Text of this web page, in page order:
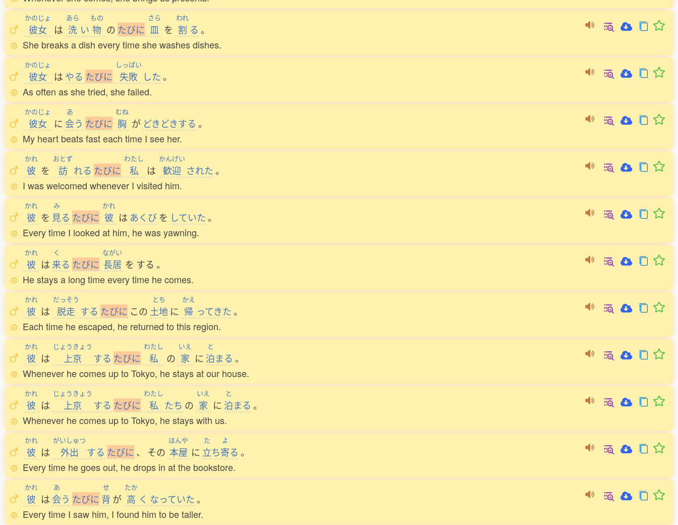
かのじょ
彼女 は
あら
洗 い
もの
物 の たびに
さら
皿 を
われ
割 る 。
She breaks a dish every time she washes dishes.
かのじょ
彼女 は やる たびに
しっぱい
失敗 した。
As often as she tried, she failed.
かのじょ
彼女 に
あ
会う たびに
むね
胸 が どきどきする 。
My heart beats fast each time I see her.
かれ
彼 を
おとず
訪 れる たびに
わたし
私 は
かんげい
歓迎 された。
I was welcomed whenever I visited him.
かれ
彼 を
み
見る たびに
かれ
彼 は あくび を していた。
Every time I looked at him, he was yawning.
かれ
彼 は
く
来る たびに
ながい
長居 を する 。
He stays a long time every time he comes.
かれ
彼 は
だっそう
脱走 する たびに この
とち
土地 に
かえ
帰 ってきた。
Each time he escaped, he returned to this region.
かれ
彼 は
じょうきょう
上京 する たびに
わたし
私 の
いえ
家 に
と
泊まる 。
Whenever he comes up to Tokyo, he stays at our house.
かれ
彼 は
じょうきょう
上京 する たびに
わたし
私 たち の
いえ
家 に
と
泊まる 。
Whenever he comes up to Tokyo, he stays with us.
かれ
彼 は
がいしゅつ
外出 する たびに 、 その
ほんや
本屋 に
た
立ち
よ
寄る 。
Every time he goes out, he drops in at the bookstore.
かれ
彼 は
あ
会う たびに
せ
背 が
たか
高 く なっていた。
Every time I saw him, I found him to be taller.